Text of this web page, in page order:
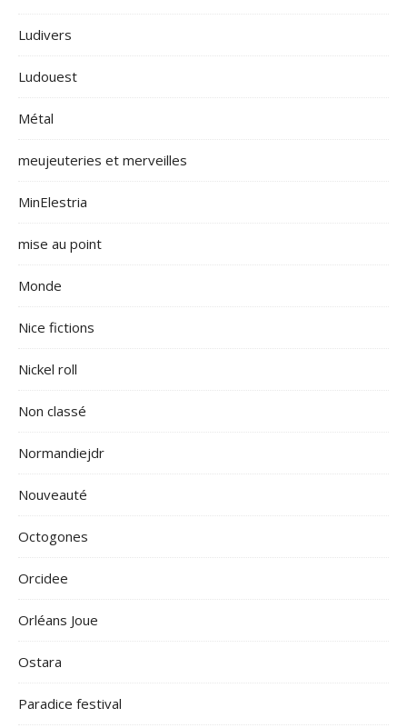
Ludivers
Ludouest
Métal
meujeuteries et merveilles
MinElestria
mise au point
Monde
Nice fictions
Nickel roll
Non classé
Normandiejdr
Nouveauté
Octogones
Orcidee
Orléans Joue
Ostara
Paradice festival